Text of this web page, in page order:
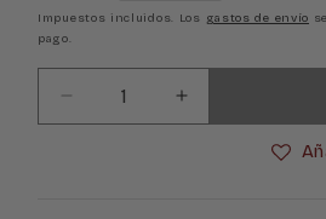
habitual
Impuestos incluidos. Los gastos de envío
pago.
Reducir
cantidad
Aumentar
cantidad